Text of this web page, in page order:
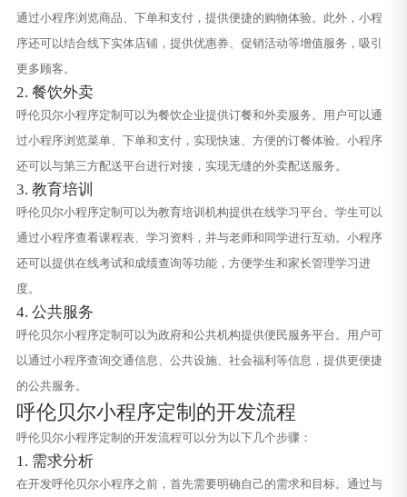
通过小程序浏览商品、下单和支付，提供便捷的购物体验。此外，小程
序还可以结合线下实体店铺，提供优惠券、促销活动等增值服务，吸引
更多顾客。
2. 餐饮外卖
呼伦贝尔小程序定制可以为餐饮企业提供订餐和外卖服务。用户可以通
过小程序浏览菜单、下单和支付，实现快速、方便的订餐体验。小程序
还可以与第三方配送平台进行对接，实现无缝的外卖配送服务。
3. 教育培训
呼伦贝尔小程序定制可以为教育培训机构提供在线学习平台。学生可以
通过小程序查看课程表、学习资料，并与老师和同学进行互动。小程序
还可以提供在线考试和成绩查询等功能，方便学生和家长管理学习进
度。
4. 公共服务
呼伦贝尔小程序定制可以为政府和公共机构提供便民服务平台。用户可
以通过小程序查询交通信息、公共设施、社会福利等信息，提供更便捷
的公共服务。
呼伦贝尔小程序定制的开发流程
呼伦贝尔小程序定制的开发流程可以分为以下几个步骤：
1. 需求分析
在开发呼伦贝尔小程序之前，首先需要明确自己的需求和目标。通过与